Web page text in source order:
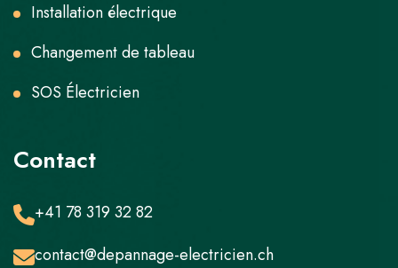
Installation électrique
Changement de tableau
SOS Électricien
Contact
+41 78 319 32 82
contact@depannage-electricien.ch